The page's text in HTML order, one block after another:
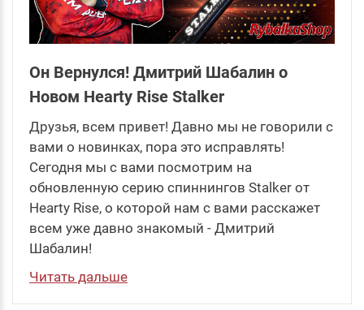
Он Вернулся! Дмитрий Шабалин о
Новом Hearty Rise Stalker
Друзья, всем привет! Давно мы не говорили с
вами о новинках, пора это исправлять!
Сегодня мы с вами посмотрим на
обновленную серию спиннингов Stalker от
Hearty Rise, о которой нам с вами расскажет
всем уже давно знакомый - Дмитрий
Шабалин!
Читать дальше